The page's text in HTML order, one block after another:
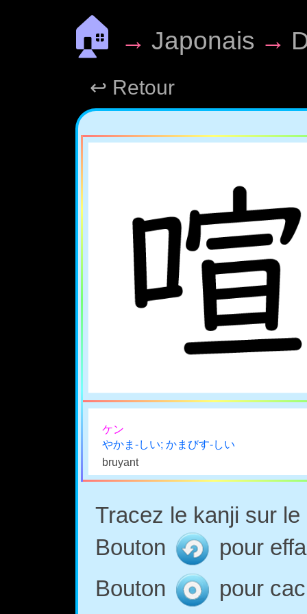
🏠 → Japonais →
↩ Retour
ケン
やかま-しい; かまびす-しい
bruyant
Tracez le kanji sur
Bouton
pour
Bouton
pour